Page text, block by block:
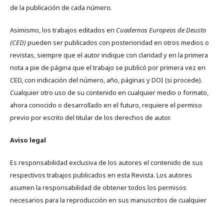
de la publicación de cada número.
Asimismo, los trabajos editados en Cuadernos Europeos de Deusto
(CED)pueden ser publicados con posterioridad en otros medios o
revistas, siempre que el autor indique con claridad y en la primera
nota a pie de página que el trabajo se publicó por primera vez en
CED, con indicación del número, año, páginas y DOI (si procede).
Cualquier otro uso de su contenido en cualquier medio o formato,
ahora conocido o desarrollado en el futuro, requiere el permiso
previo por escrito del titular de los derechos de autor.
Aviso legal
Es responsabilidad exclusiva de los autores el contenido de sus
respectivos trabajos publicados en esta Revista. Los autores
asumen la responsabilidad de obtener todos los permisos
necesarios para la reproducción en sus manuscritos de cualquier